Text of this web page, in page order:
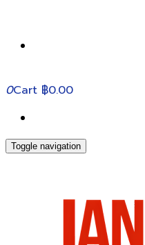
0Cart ฿0.00
Toggle navigation